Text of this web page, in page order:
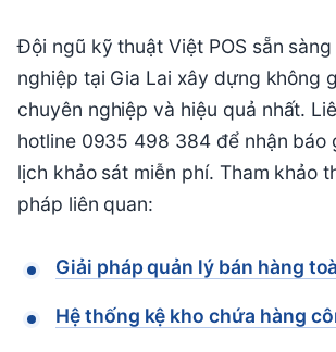
Đội ngũ kỹ thuật Việt POS sẵn
nghiệp tại Gia Lai xây dựng không
chuyên nghiệp và hiệu quả nhất.
hotline 0935 498 384 để nhận báo
lịch khảo sát miễn phí. Tham khảo
pháp liên quan:
Giải pháp quản lý bán hàng
Hệ thống kệ kho chứa hàng